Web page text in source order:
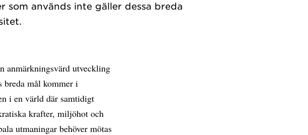
används inte gäller dessa breda
anmärkningsvärd utveckling
breda mål kommer i
i en värld där samtidigt
krafter, miljöhot och
utmaningar behöver mötas